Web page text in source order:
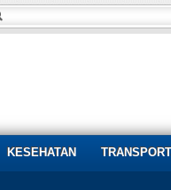
KESEHATAN